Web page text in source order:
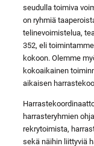
seudulla toimiva
on ryhmiä
telinevoimistelua,
352, eli
kokoon. Olemme
kokoaikainen
aikaisen
harrasteryhmien
rekrytoimista,
sekä näihin liittyviä